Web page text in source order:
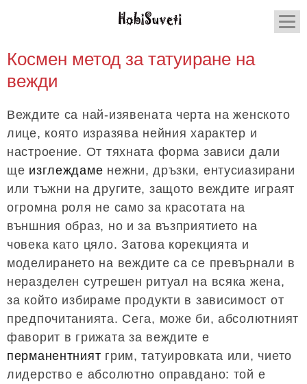
Космен метод за татуиране на
вежди
Веждите са най-изявената черта на женското
лице, която изразява нейния характер и
настроение. От тяхната форма зависи дали
ще изглеждаме нежни, дръзки, ентусиазирани
или тъжни на другите, защото веждите играят
огромна роля не само за красотата на
външния образ, но и за възприятието на
човека като цяло. Затова корекцията и
моделирането на веждите са се превърнали в
неразделен сутрешен ритуал на всяка жена,
за който избираме продукти в зависимост от
предпочитанията. Сега, може би, абсолютният
фаворит в грижата за веждите е
перманентният грим, татуировката или, чието
лидерство е абсолютно оправдано: той е